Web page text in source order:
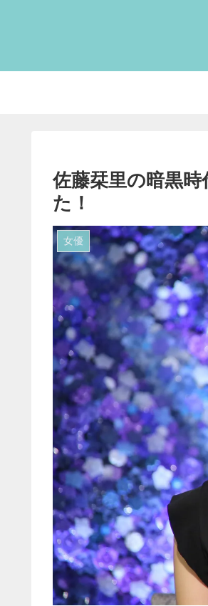
佐藤栞里の暗黒
た！
女優